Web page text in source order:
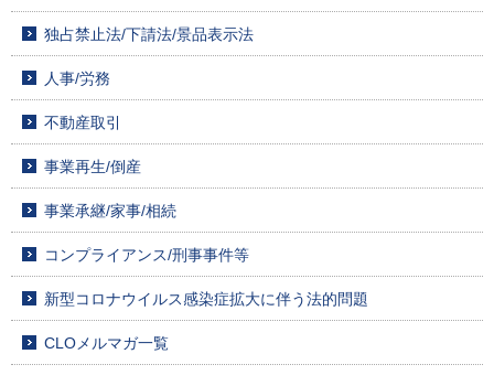
独占禁止法/下請法/景品表示法
人事/労務
不動産取引
事業再生/倒産
事業承継/家事/相続
コンプライアンス/刑事事件等
新型コロナウイルス感染症拡大に伴う法的問題
CLOメルマガ一覧